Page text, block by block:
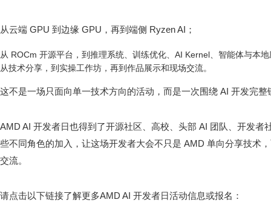
从云端 GPU 到边缘 GPU，再到端侧 Ryzen AI；
从 ROCm 开源平台，到推理系统、训练优化、AI Kernel、智能体与本
从技术分享，到实操工作坊，再到作品展示和现场交流。
这不是一场只面向单一技术方向的活动，而是一次围绕 AI 开发完
AMD AI 开发者日也得到了开源社区、高校、头部 AI 团队、开发者
些不同角色的加入，让这场开发者大会不只是 AMD 单向分享技术
交流。
请点击以下链接了解更多AMD AI 开发者日活动信息或报名：